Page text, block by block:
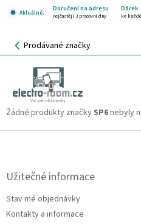
Aktuálně:
Doručení na adresu Dárek
nejčastěji 3 pracovní dny ke
NÁKUPNÍ
KOŠÍK
Prodávané značky
Žádné produkty značky SP6nebyly
Z
Užitečné informace
Stav mé objednávky
Kontakty a informace